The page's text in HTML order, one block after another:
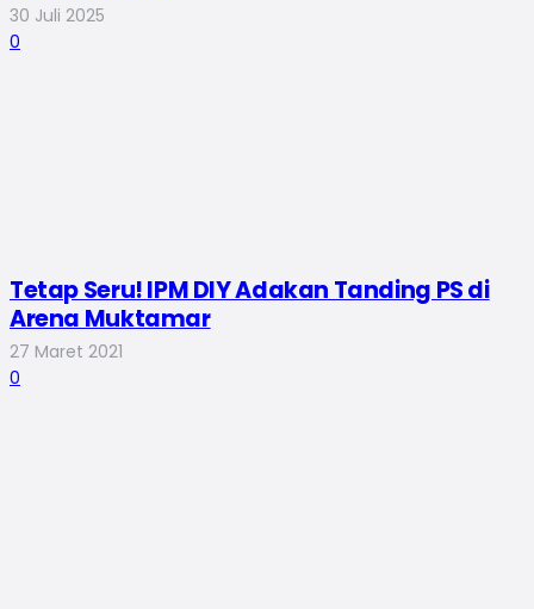
30 Juli 2025
0
Tetap Seru! IPM DIY Adakan Tanding PS di
Arena Muktamar
27 Maret 2021
0